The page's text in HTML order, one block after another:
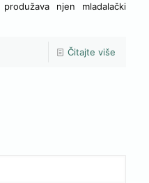
njen mladalački
Čitajte više